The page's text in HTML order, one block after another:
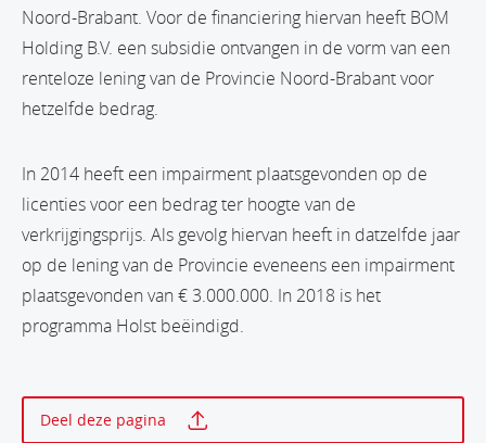
Noord-Brabant. Voor de financiering hiervan heeft BOM
Holding B.V. een subsidie ontvangen in de vorm van een
renteloze lening van de Provincie Noord-Brabant voor
hetzelfde bedrag.
In 2014 heeft een impairment plaatsgevonden op de
licenties voor een bedrag ter hoogte van de
verkrijgingsprijs. Als gevolg hiervan heeft in datzelfde jaar
op de lening van de Provincie eveneens een impairment
plaatsgevonden van € 3.000.000. In 2018 is het
programma Holst beëindigd.
Deel deze pagina